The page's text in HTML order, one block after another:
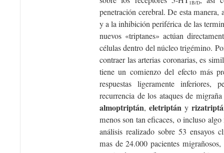
1B/D
penetración cerebral. De esta
y a la inhibición periférica de las
nuevos «triptanes» actúan
células dentro del núcleo trigémino.
contraer las arterias coronarias, es
tiene un comienzo del efecto más
respuestas ligeramente inferiores,
recurrencia de los ataques de
almoptriptán, eletriptán y
menos son tan eficaces, o incluso
análisis realizado sobre 53 ensayos
mas de 24.000 pacientes